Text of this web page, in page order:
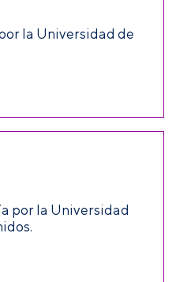
la Universidad de
por la Universidad